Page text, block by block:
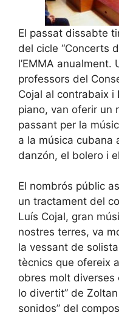
El passat dissabte
del cicle “Concerts
l’EMMA
professors del
Cojal al contrabaix i
piano, van oferir un
passant per la
a la música cubana
danzón, el bolero i
El nombrós públic
un tractament del
Luís Cojal, gran
nostres terres, va
la vessant de
tècnics que ofereix
obres molt diverses
lo divertit” de
sonidos” del